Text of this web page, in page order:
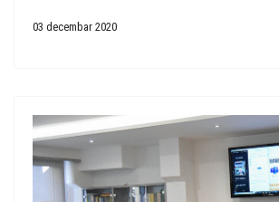
03 decembar 2020